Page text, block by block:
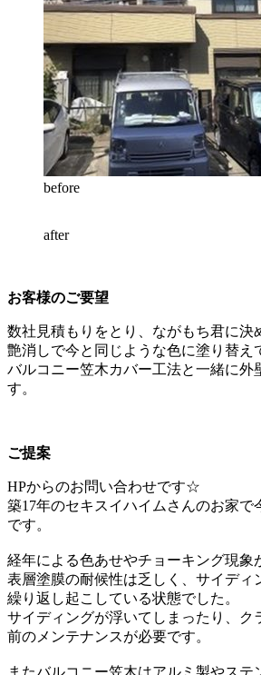
before
after
お客様のご要望
数社見積もりをとり、ながもち君に決
艶消しで今と同じような色に塗り替え
バルコニー笠木カバー工法と一緒に外
す。
ご提案
HPからのお問い合わせです☆
築17年のセキスイハイムさんのお家で
です。
経年による色あせやチョーキング現象
表層塗膜の耐候性は乏しく、サイディ
繰り返し起こしている状態でした。
サイディングが浮いてしまったり、ク
前のメンテナンスが必要です。
またバルコニー笠木はアルミ製やステ